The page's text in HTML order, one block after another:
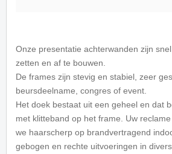
Onze presentatie achterwanden zijn
zetten en af te bouwen.
De frames zijn stevig en stabiel, zeer
beursdeelname, congres of event.
Het doek bestaat uit een geheel en dat
met klitteband op het frame. Uw
we haarscherp op brandvertragend
gebogen en rechte uitvoeringen in